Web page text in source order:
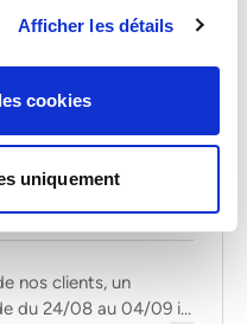
Afficher les détails
cookies
uniquement
nos clients, un
du 24/08 au 04/09 i...